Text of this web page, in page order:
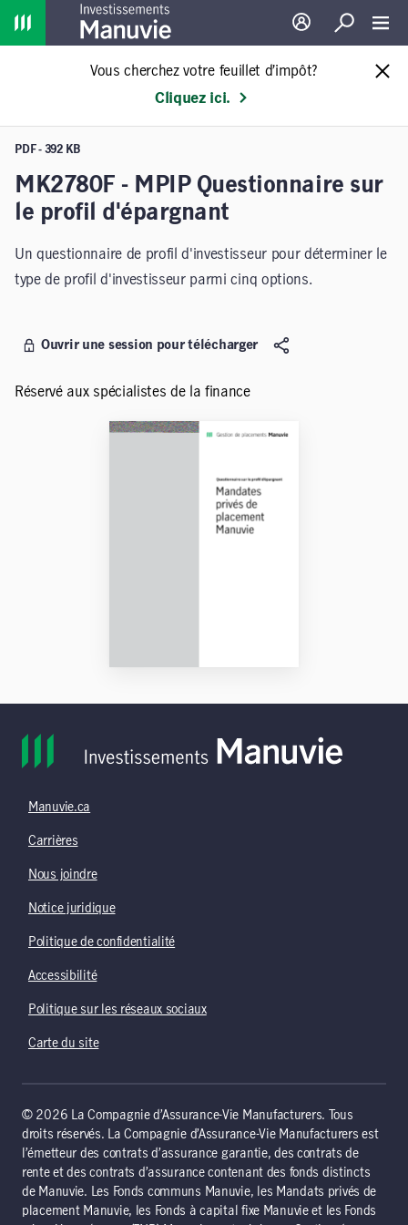
Home
Ouverture de
Recherche
Vous cherchez votre feuillet d’impôt?
Cliquez ici.
PDF - 392 KB
MK2780F - MPIP Questionnaire sur
le profil d'épargnant
Un questionnaire de profil d'investisseur pour déterminer le
type de profil d'investisseur parmi cinq options.
Ouvrir une session pour télécharger
Réservé aux spécialistes de la finance
Manuvie.ca
Carrières
Nous joindre
Notice juridique
Politique de confidentialité
Accessibilité
Politique sur les réseaux sociaux
Carte du site
© 2026 La Compagnie d’Assurance-Vie Manufacturers. Tous
droits réservés. La Compagnie d’Assurance-Vie Manufacturers est
l’émetteur des contrats d’assurance garantie, des contrats de
rente et des contrats d’assurance contenant des fonds distincts
de Manuvie. Les Fonds communs Manuvie, les Mandats privés de
placement Manuvie, les Fonds à capital fixe Manuvie et les Fonds